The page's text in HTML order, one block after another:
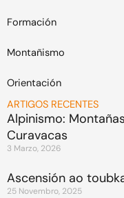
Formación
Montañismo
Orientación
ARTIGOS RECENTES
Alpinismo:
Curavacas
3 Marzo, 2026
Ascensión ao
25 Novembro, 2025